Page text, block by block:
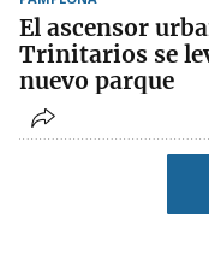
El ascensor
Trinitarios se
nuevo parque